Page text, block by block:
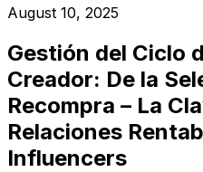
August 10, 2025
Gestión del Ciclo
Creador: De la
Recompra – La
Relaciones
Influencers